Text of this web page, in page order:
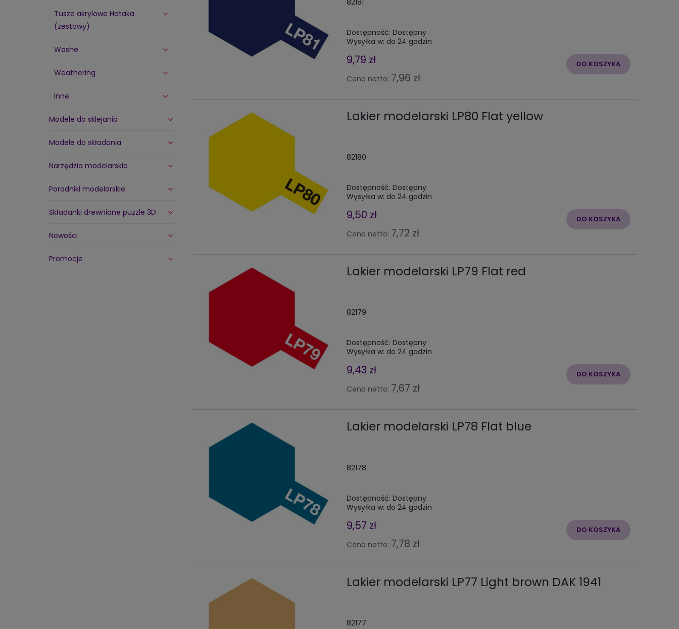
Tusze akrylowe Hataka
(zestawy)
Washe
Weathering
Inne
Modele do sklejania
Modele do składania
Narzędzia modelarskie
Poradniki modelarskie
Składanki drewniane puzzle 3D
Nowości
Promocje
82181
Dostępność: Dostępny
Wysyłka w: do 24 godzin
9,79 zł
Cena netto: 7,96 zł
DO KOSZYKA
Lakier modelarski LP80 Flat yellow
82180
Dostępność: Dostępny
Wysyłka w: do 24 godzin
9,50 zł
Cena netto: 7,72 zł
DO KOSZYKA
Lakier modelarski LP79 Flat red
82179
Dostępność: Dostępny
Wysyłka w: do 24 godzin
9,43 zł
Cena netto: 7,67 zł
DO KOSZYKA
Lakier modelarski LP78 Flat blue
82178
Dostępność: Dostępny
Wysyłka w: do 24 godzin
9,57 zł
Cena netto: 7,78 zł
DO KOSZYKA
Lakier modelarski LP77 Light brown DAK 1941
82177